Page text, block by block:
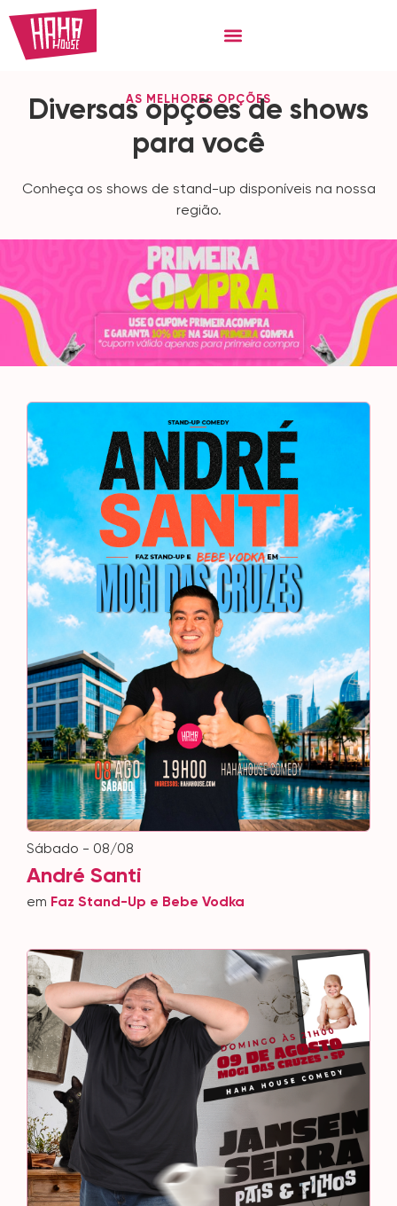
AS MELHORES OPÇÕES
Diversas opções de shows
para você
Conheça os shows de stand-up disponíveis na nossa
região.
sábado - 08/08
André Santi
em Faz Stand-Up e Bebe Vodka